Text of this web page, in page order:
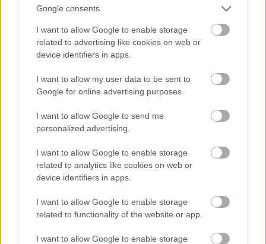
Google consents
I want to allow Google to enable storage
related to advertising like cookies on web or
device identifiers in apps.
I want to allow my user data to be sent to
Google for online advertising purposes.
I want to allow Google to send me
personalized advertising.
I want to allow Google to enable storage
related to analytics like cookies on web or
device identifiers in apps.
I want to allow Google to enable storage
related to functionality of the website or app.
I want to allow Google to enable storage